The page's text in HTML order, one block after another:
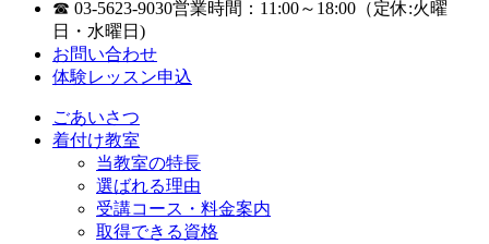
☎ 03-5623-9030営業時間：11:00～18:00（定休:火曜
日・水曜日)
お問い合わせ
体験レッスン申込
ごあいさつ
着付け教室
当教室の特長
選ばれる理由
受講コース・料金案内
取得できる資格